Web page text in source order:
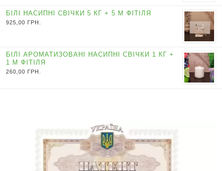
БІЛІ НАСИПНІ СВІЧКИ 5 КГ + 5 М ФІТІЛЯ
925,00 ГРН.
БІЛІ АРОМАТИЗОВАНІ НАСИПНІ СВІЧКИ 1 КГ +
1 М ФІТІЛЯ
260,00 ГРН.